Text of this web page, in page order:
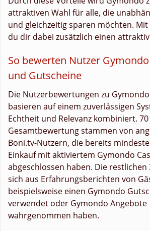
attraktiven Wahl für alle, die
und gleichzeitig sparen möchten.
du dir dabei zusätzlich einen
So bewerten Nutzer
und Gutscheine
Die Nutzerbewertungen zu
basieren auf einem zuverlässigen
Echtheit und Relevanz kombiniert. 70
Gesamtbewertung stammen von
Boni.tv-Nutzern, die bereits
Einkauf mit aktiviertem Gymondo
abgeschlossen haben. Die restlichen
sich aus Erfahrungsberichten von
beispielsweise einen Gymondo
verwendet oder Gymondo Angebote
wahrgenommen haben.